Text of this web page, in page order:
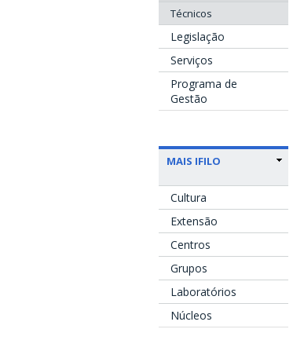
Técnicos
Legislação
Serviços
Programa de
Gestão
MAIS IFILO
Cultura
Extensão
Centros
Grupos
Laboratórios
Núcleos